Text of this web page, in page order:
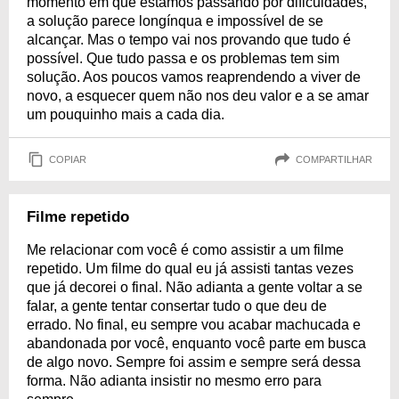
a solução parece longínqua e impossível de se
alcançar. Mas o tempo vai nos provando que tudo é
possível. Que tudo passa e os problemas tem sim
solução. Aos poucos vamos reaprendendo a viver de
novo, a esquecer quem não nos deu valor e a se amar
um pouquinho mais a cada dia.
COPIAR COMPARTILHAR
Filme repetido
Me relacionar com você é como assistir a um filme
repetido. Um filme do qual eu já assisti tantas vezes
que já decorei o final. Não adianta a gente voltar a se
falar, a gente tentar consertar tudo o que deu de
errado. No final, eu sempre vou acabar machucada e
abandonada por você, enquanto você parte em busca
de algo novo. Sempre foi assim e sempre será dessa
forma. Não adianta insistir no mesmo erro para